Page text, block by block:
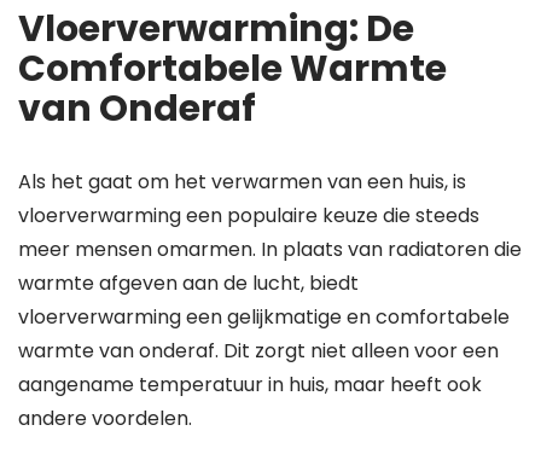
Vloerverwarming: De
Comfortabele Warmte
van Onderaf
Als het gaat om het verwarmen van een huis, is
vloerverwarming een populaire keuze die steeds
meer mensen omarmen. In plaats van radiatoren die
warmte afgeven aan de lucht, biedt
vloerverwarming een gelijkmatige en comfortabele
warmte van onderaf. Dit zorgt niet alleen voor een
aangename temperatuur in huis, maar heeft ook
andere voordelen.